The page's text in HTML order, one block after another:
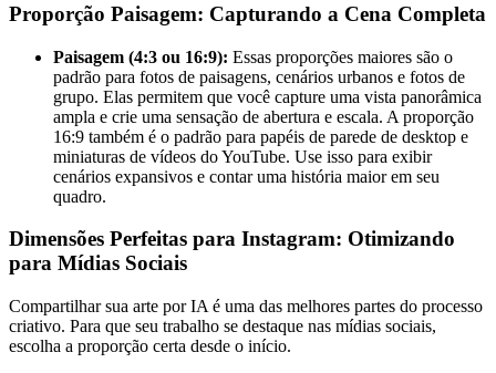
Proporção Paisagem: Capturando a Cena Completa
Paisagem (4:3 ou 16:9): Essas proporções maiores são o
padrão para fotos de paisagens, cenários urbanos e fotos de
grupo. Elas permitem que você capture uma vista panorâmica
ampla e crie uma sensação de abertura e escala. A proporção
16:9 também é o padrão para papéis de parede de desktop e
miniaturas de vídeos do YouTube. Use isso para exibir
cenários expansivos e contar uma história maior em seu
quadro.
Dimensões Perfeitas para Instagram: Otimizando
para Mídias Sociais
Compartilhar sua arte por IA é uma das melhores partes do processo
criativo. Para que seu trabalho se destaque nas mídias sociais,
escolha a proporção certa desde o início.